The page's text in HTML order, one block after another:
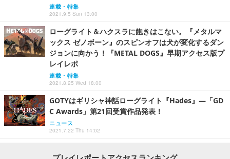
連載・特集
2021.9.5 Sun 13:00
ローグライト＆ハクスラに飽きはこない。『メタルマ
ックス ゼノボーン』のスピンオフは犬が変化するダン
ジョンに向かう！『METAL DOGS』早期アクセス版プ
レイレポ
連載・特集
2021.8.25 Wed 18:00
GOTYはギリシャ神話ローグライト『Hades』―「GD
C Awards」第21回受賞作品発表！
ニュース
2021.7.22 Thu 14:02
プレイレポートアクセスランキング